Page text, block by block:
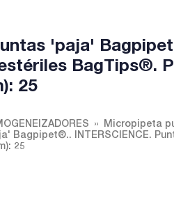
'paja'
BagTips®.
25
Micropipeta
Bagpipet®.. INTERSCIENCE.
25